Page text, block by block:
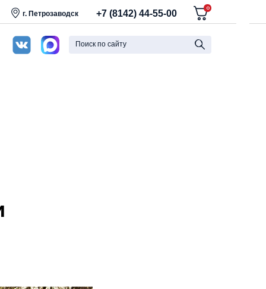
+7 (8142) 44-55-00
г. Петрозаводск
0
Поиск по сайту